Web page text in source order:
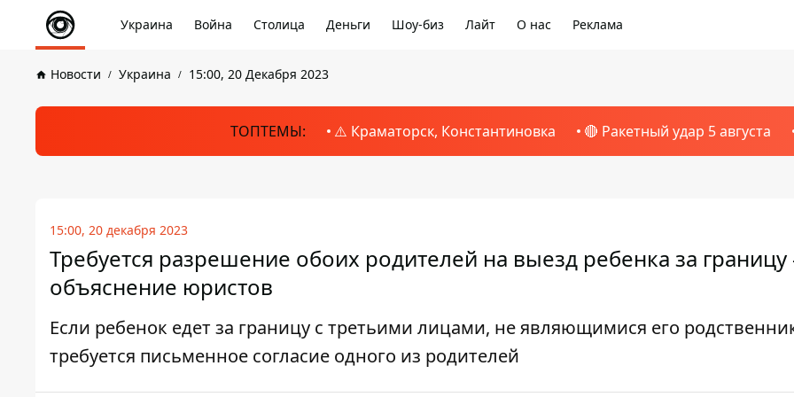
Украина Война Столица Деньги Шоу-биз Лайт О нас Реклама
Новости Украина 15:00, 20 Декабря 2023
ТОПТЕМЫ: ⚠️ Краматорск, Константиновка 🔴 Ракетный удар 5 августа
15:00, 20 декабря 2023
Требуется разрешение обоих родителей на выезд ребенка за
объяснение юристов
Если ребенок едет за границу с третьими лицами, не являющимися его
требуется письменное согласие одного из родителей